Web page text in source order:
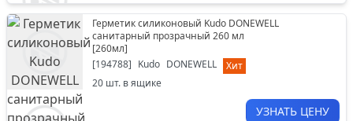
Герметик силиконовый Kudo DONEWELL
санитарный прозрачный 260 мл
[260мл]
[194788] Kudo DONEWELL
Хит
20 шт. в ящике
УЗНАТЬ ЦЕНУ